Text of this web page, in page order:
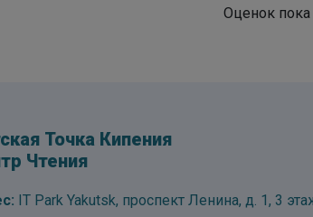
Оценок пока
Точка Кипения
Чтения
IT Park Yakutsk, проспект Ленина, д. 1, 3